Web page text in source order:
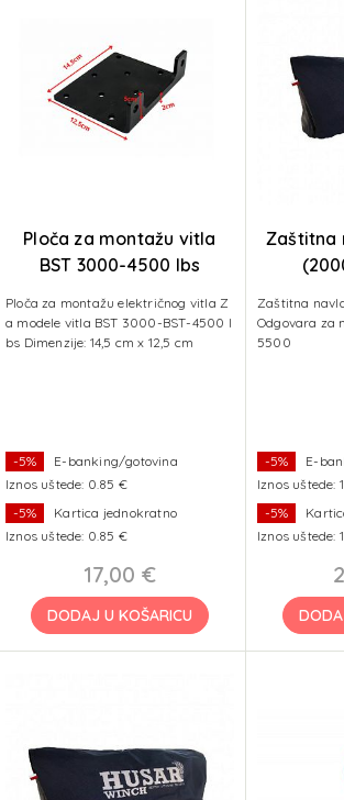
Ploča za montažu vitla
BST 3000-4500 lbs
Ploča za montažu električnog vitla Z
a modele vitla BST 3000-BST-4500 l
bs Dimenzije: 14,5 cm x 12,5 cm
-5%
E-banking/gotovina
Iznos uštede: 0.85 €
-5%
Kartica jednokratno
Iznos uštede: 0.85 €
17,00 €
DODAJ U KOŠARICU
Zaštitna
Zaštitna
Odgovara za
5500
-5%
E-
Iznos uštede:
-5%
Iznos uštede: